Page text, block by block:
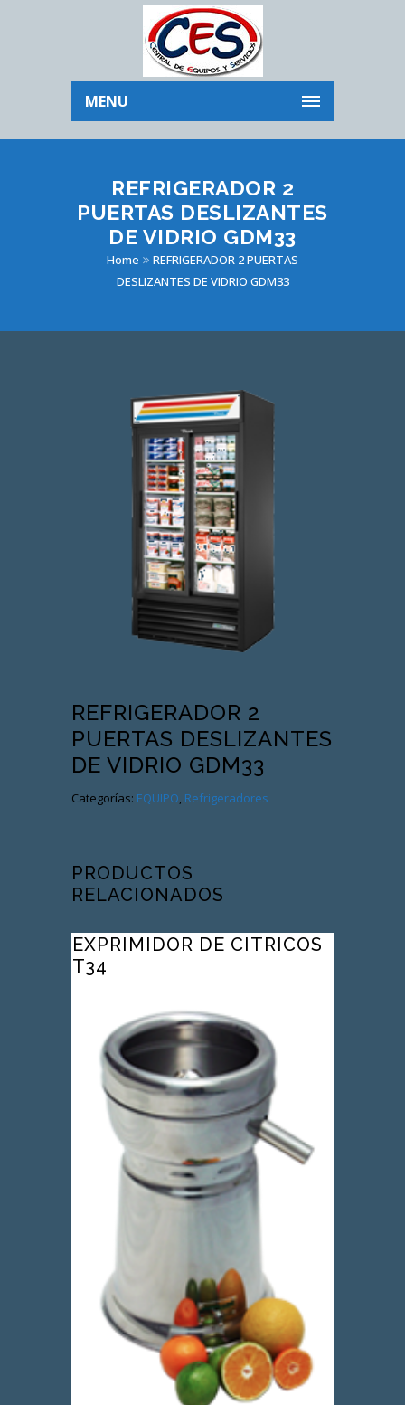
MENU
REFRIGERADOR 2
PUERTAS DESLIZANTES
DE VIDRIO GDM33
Home
REFRIGERADOR 2 PUERTAS
DESLIZANTES DE VIDRIO GDM33
REFRIGERADOR 2
PUERTAS DESLIZANTES
DE VIDRIO GDM33
Categorías: EQUIPO, Refrigeradores
PRODUCTOS
RELACIONADOS
EXPRIMIDOR DE CITRICOS
T34